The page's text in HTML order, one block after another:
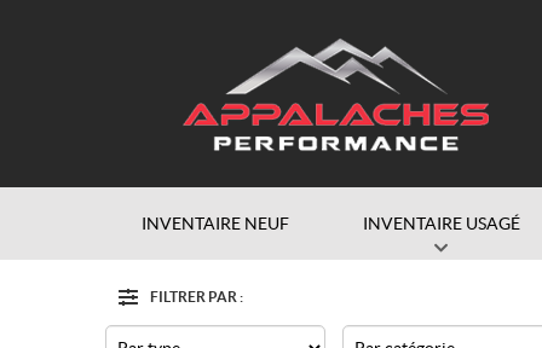
INVENTAIRE NEUF INVENTAIRE USAGÉ
FILTRER PAR :
Filtre